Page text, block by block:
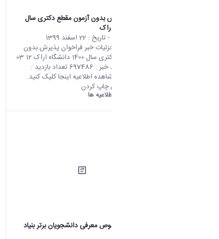
فراخوان پذیرش بدون آزمون مقطع دکتری سال
- تاریخ : 22 اسفند 1399
صفحه اصلی جزئیات خبر فراخوان پذیرش بدون
آزمون مقطع دکتری سال 1400 دانشگاه اراک 12 03
2021 06:45 کد خبر : 697486 تعداد بازدید :
7228 جهت مشاهده اطلاعیه اینجا کلیک کنید.
اشتراک گذاری چاپ کردن
اطلاعیه ها
اطلاعیه در خصوص معرفی دانشجویان برتر بنیاد